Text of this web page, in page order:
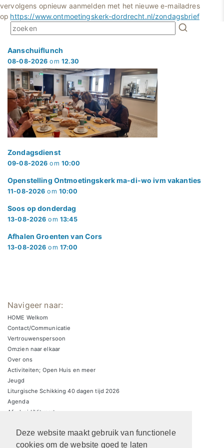
Deze website maakt gebruik van functionele
cookies om de website goed te laten
vervolgens opnieuw aanmelden met het nieuwe e-mailadres
op https://www.ontmoetingskerk-dordrecht.nl/zondagsbrief
Aanschuiflunch
08-08-2026 om 12.30
Zondagsdienst
09-08-2026 om 10:00
Openstelling Ontmoetingskerk ma-di-wo ivm vakanties
11-08-2026 om 10:00
Soos op donderdag
13-08-2026 om 13:45
Afhalen Groenten van Cors
13-08-2026 om 17:00
Navigeer naar:
HOME Welkom
Contact/Communicatie
Vertrouwenspersoon
Omzien naar elkaar
Over ons
Activiteiten; Open Huis en meer
Jeugd
Liturgische Schikking 40 dagen tijd 2026
Agenda
Afscheid/Uitvaart
Zaalverhuur/parkeren
ARCHIEF Liturgische schikkingen